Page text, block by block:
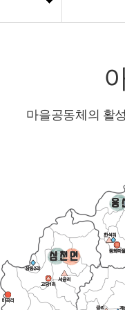
마을공동체의 활